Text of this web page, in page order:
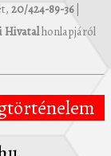
20/424-89-36|
Hivatalhonlapjáról